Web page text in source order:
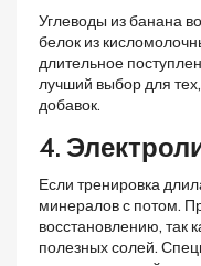
Углеводы из банана
белок из
длительное
лучший выбор для
добавок.
4.
Если тренировка
минералов с потом.
восстановлению, так
полезных солей.